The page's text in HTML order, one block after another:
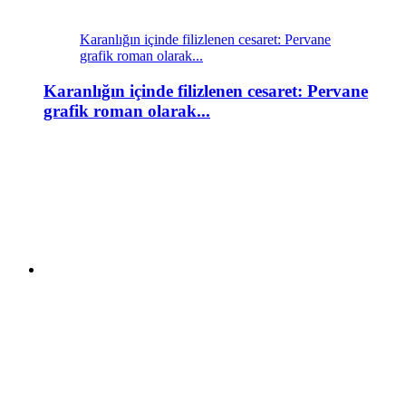
Karanlığın içinde filizlenen cesaret: Pervane
grafik roman olarak...
Karanlığın içinde filizlenen cesaret: Pervane
grafik roman olarak...